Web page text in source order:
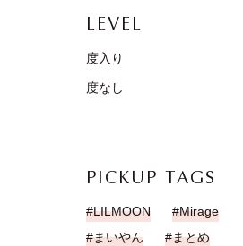
LEVEL
度入り
度なし
PICKUP TAGS
LILMOON
Mirage
まいやん
まとめ